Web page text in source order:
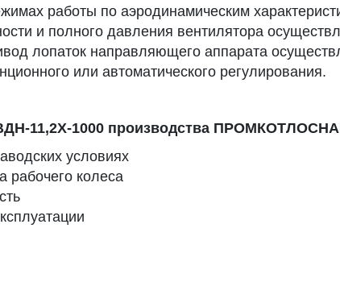
работы по аэродинамическим
и полного давления вентилятора
лопаток направляющего аппарата
или автоматического регулирования.
11,2Х-1000 производства
условиях
рабочего колеса